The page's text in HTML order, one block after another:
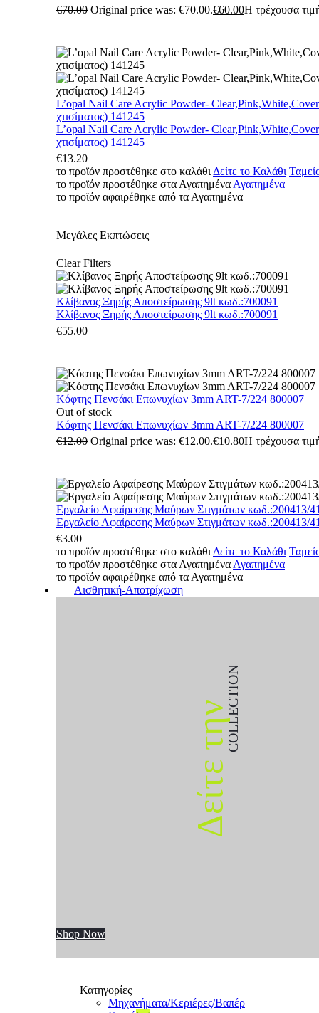
€70.00 Original price was: €70.00.€60.00Η τρέχουσα
L’opal Nail Care Acrylic Powder-
χτισίματος) 141245
L’opal Nail Care Acrylic Powder-
χτισίματος) 141245
€13.20
το προϊόν προστέθηκε στο καλάθι Δείτε το Καλάθι
το προϊόν προστέθηκε στα Αγαπημένα Αγαπημένα
το προϊόν αφαιρέθηκε από τα Αγαπημένα
Μεγάλες Εκπτώσεις
Clear Filters
Κλίβανος Ξηρής Αποστείρωσης 9lt κωδ.:700091
Κλίβανος Ξηρής Αποστείρωσης 9lt κωδ.:700091
€55.00
Κόφτης Πενσάκι Επωνυχίων 3mm ART-7/224 800007
Out of stock
Κόφτης Πενσάκι Επωνυχίων 3mm ART-7/224 800007
€12.00 Original price was: €12.00.€10.80Η τρέχουσα
Εργαλείο Αφαίρεσης Μαύρων Στιγμάτων κωδ.:200413/
Εργαλείο Αφαίρεσης Μαύρων Στιγμάτων κωδ.:200413/
€3.00
το προϊόν προστέθηκε στο καλάθι Δείτε το Καλάθι
το προϊόν προστέθηκε στα Αγαπημένα Αγαπημένα
το προϊόν αφαιρέθηκε από τα Αγαπημένα
Αισθητική-Αποτρίχωση
Δείτε τηνCOLLECTION
Shop Now
Κατηγορίες
Μηχανήματα/Κεριέρες/Βαπέρ